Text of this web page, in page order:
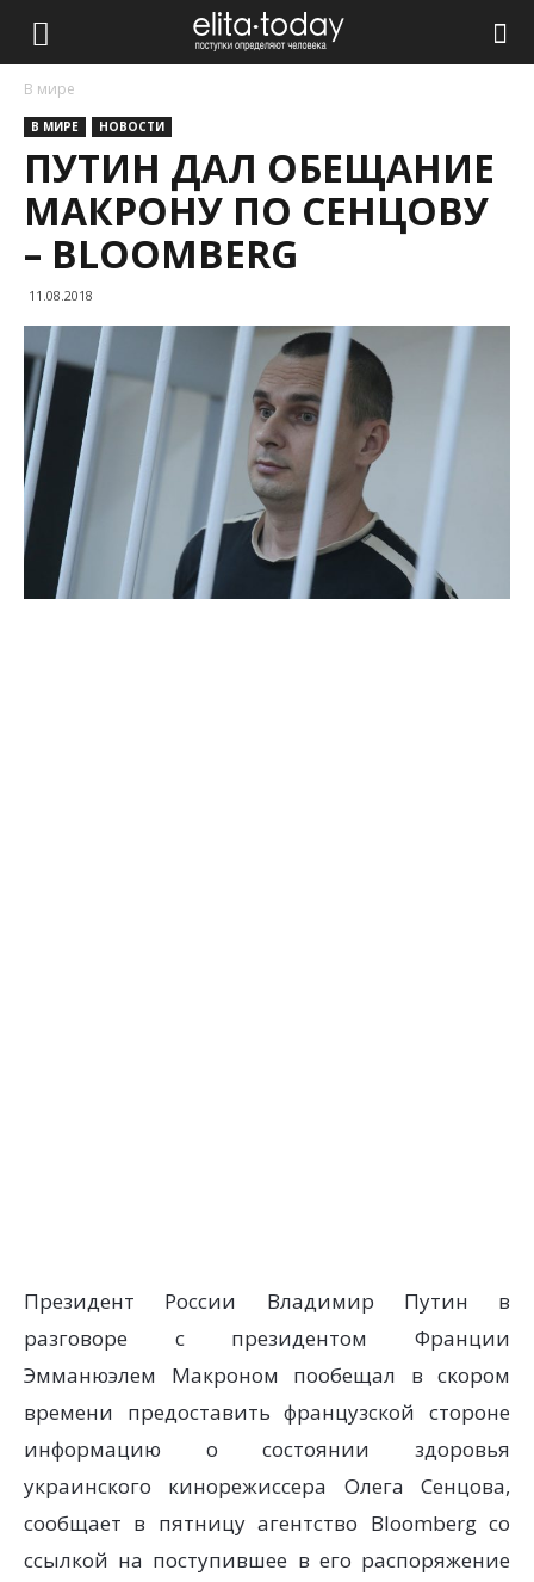
В мире
В МИРЕ НОВОСТИ
ПУТИН ДАЛ ОБЕЩАНИЕ
МАКРОНУ ПО СЕНЦОВУ
– BLOOMBERG
11.08.2018
Президент России Владимир Путин в
разговоре с президентом Франции
Эмманюэлем Макроном пообещал в скором
времени предоставить французской стороне
информацию о состоянии здоровья
украинского кинорежиссера Олега Сенцова,
сообщает в пятницу агентство Bloomberg со
ссылкой на поступившее в его распоряжение